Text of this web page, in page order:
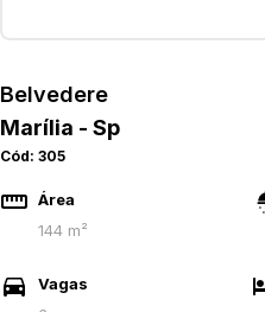
Belvedere
Marília - Sp
Cód: 305
Área
144 m²
Vagas